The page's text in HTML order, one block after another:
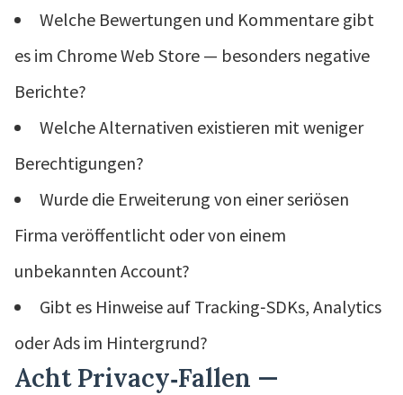
Welche Bewertungen und Kommentare gibt
es im Chrome Web Store — besonders negative
Berichte?
Welche Alternativen existieren mit weniger
Berechtigungen?
Wurde die Erweiterung von einer seriösen
Firma veröffentlicht oder von einem
unbekannten Account?
Gibt es Hinweise auf Tracking‑SDKs, Analytics
oder Ads im Hintergrund?
Acht Privacy‑Fallen —